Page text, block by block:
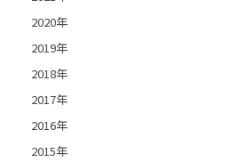
2020年
2019年
2018年
2017年
2016年
2015年